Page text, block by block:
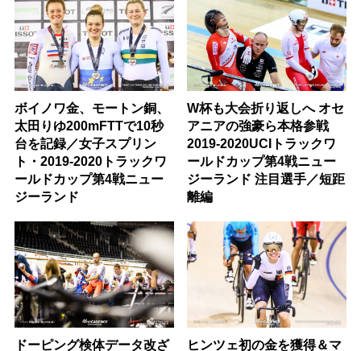
ボイノワ金、モートン銅、
太田りゆ200mFTTで10秒
台を記録／女子スプリン
ト・2019-2020トラックワ
ールドカップ第4戦ニュー
ジーランド
W杯も大会折り返しへ オセ
アニアの強豪ら本格参戦
2019-2020UCIトラックワ
ールドカップ第4戦ニュー
ジーランド 注目選手／短距
離編
ドーピング検体データ改ざ
ヒンツェ初の金を獲得＆マ